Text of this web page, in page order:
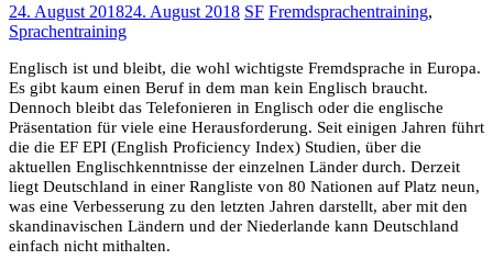
24. August 201824. August 2018 SF Fremdsprachentraining,
Sprachentraining
Englisch ist und bleibt, die wohl wichtigste Fremdsprache in Europa.
Es gibt kaum einen Beruf in dem man kein Englisch braucht.
Dennoch bleibt das Telefonieren in Englisch oder die englische
Präsentation für viele eine Herausforderung. Seit einigen Jahren führt
die die EF EPI (English Proficiency Index) Studien, über die
aktuellen Englischkenntnisse der einzelnen Länder durch. Derzeit
liegt Deutschland in einer Rangliste von 80 Nationen auf Platz neun,
was eine Verbesserung zu den letzten Jahren darstellt, aber mit den
skandinavischen Ländern und der Niederlande kann Deutschland
einfach nicht mithalten.